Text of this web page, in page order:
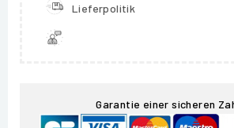
Lieferpolitik
Garantie einer sicheren